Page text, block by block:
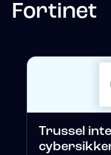
Fortinet
Trussel